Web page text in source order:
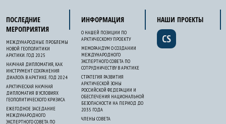
ПОСЛЕДНИЕ
МЕРОПРИЯТИЯ
МЕЖДУНАРОДНЫЕ ПРОБЛЕМЫ
НОВОЙ ГЕОПОЛИТИКИ
АРКТИКИ. ГОД 2025
НАУЧНАЯ ДИПЛОМАТИЯ, КАК
ИНСТРУМЕНТ СОХРАНЕНИЯ
ДИАЛОГА В АРКТИКЕ. ГОД 2024
АРКТИЧЕСКАЯ НАУЧНАЯ
ДИПЛОМАТИЯ В УСЛОВИЯХ
ГЕОПОЛИТИЧЕСКОГО КРИЗИСА
ЕЖЕГОДНОЕ ЗАСЕДАНИЕ
МЕЖДУНАРОДНОГО
ЭКСПЕРТНОГО СОВЕТА ПО
ИНФОРМАЦИЯ
О НАШЕЙ ПОЗИЦИИ ПО
АРКТИЧЕСКОМУ ПРОЕКТУ
МЕМОРАНДУМ О СОЗДАНИИ
МЕЖДУНАРОДНОГО
ЭКСПЕРТНОГО СОВЕТА ПО
СОТРУДНИЧЕСТВУ В АРКТИКЕ
СТРАТЕГИЯ РАЗВИТИЯ
АРКТИЧЕСКОЙ ЗОНЫ
РОССИЙСКОЙ ФЕДЕРАЦИИ И
ОБЕСПЕЧЕНИЯ НАЦИОНАЛЬНОЙ
БЕЗОПАСНОСТИ НА ПЕРИОД ДО
2035 ГОДА
ЧЛЕНЫ СОВЕТА
НАШИ ПРОЕКТЫ
CS